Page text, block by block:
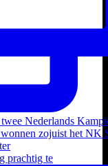
prachtig te